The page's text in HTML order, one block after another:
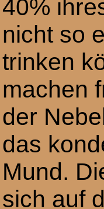
40%
nicht so
trinken
machen
der
das
Mund.
sich auf